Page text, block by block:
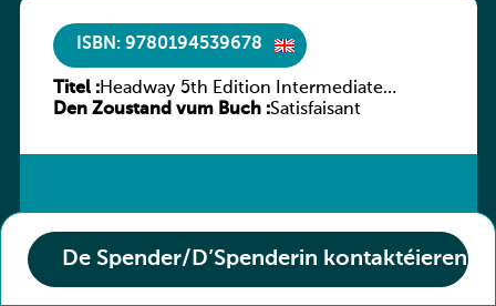
De Spender/D’Spenderin kontaktéieren
ISBN: 9780194539678
Titel :Headway 5th Edition Intermediate
Workbook without key
Den Zoustand vum Buch :Satisfaisant